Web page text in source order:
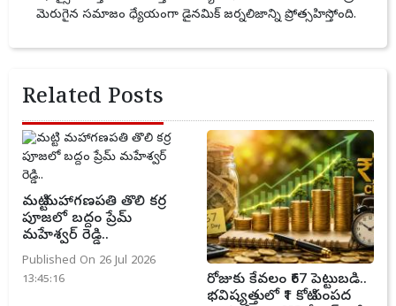
మెరుగైన సమాజం ధ్యేయంగా డైనమిక్ జర్నలిజాన్ని ప్రోత్సహిస్తోంది.
Related Posts
మట్టి మహాగణపతి తొలి కర్ర
పూజలో బద్దం ప్రేమ్
మహేశ్వర్ రెడ్డి..
Published On 26 Jul 2026
13:45:16
రోజుకు కేవలం ₹67 పెట్టుబడి..
భవిష్యత్తులో ₹1 కోటి సంపద